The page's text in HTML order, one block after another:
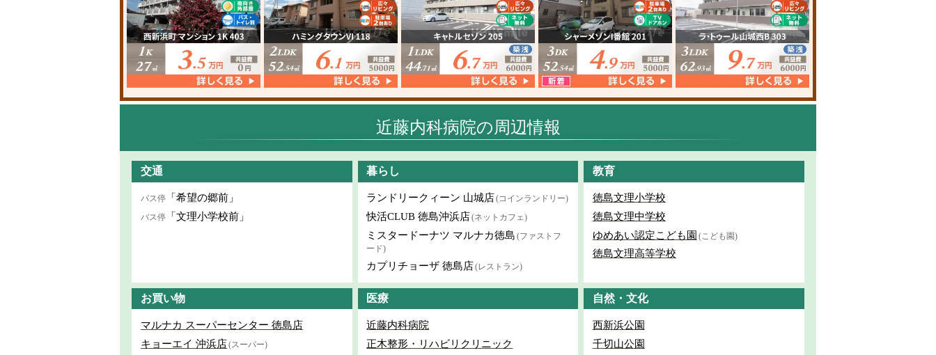
近藤内科病院の周辺情報
交通
バス停 「希望の郷前」
バス停 「文理小学校前」
暮らし
ランドリークィーン 山城店(コインランドリー)
快活CLUB 徳島沖浜店(ネットカフェ)
ミスタードーナツ マルナカ徳島 (ファストフ
ード)
カプリチョーザ 徳島店(レストラン)
教育
徳島文理小学校
徳島文理中学校
ゆめあい認定こども園 (こども園)
徳島文理高等学校
お買い物
マルナカ スーパーセンター 徳島店
キョーエイ 沖浜店(スーパー)
医療
近藤内科病院
正木整形・リハビリクリニック
自然・文化
西新浜公園
千切山公園